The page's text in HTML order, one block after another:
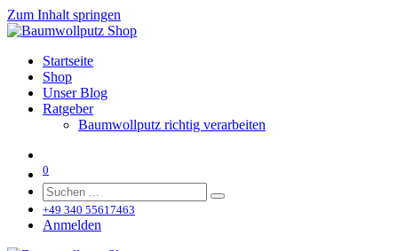
Zum Inhalt springen
Startseite
Shop
Unser Blog
Ratgeber
Baumwollputz richtig verarbeiten
0
+49 340 55617463
Anmelden